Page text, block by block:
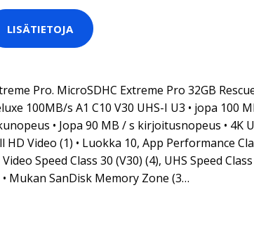
LISÄTIETOJA
Pro. MicroSDHC Extreme Pro 32GB
100MB/s A1 C10 V30 UHS-I U3 • jopa 100
• Jopa 90 MB / s kirjoitusnopeus • 4K
HD Video (1) • Luokka 10, App Performance
Video Speed Class 30 (V30) (4), UHS Speed
• Mukan SanDisk Memory Zone (3…